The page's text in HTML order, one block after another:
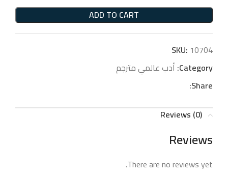
ADD TO CART
SKU: 10704
Category: أدب عالمي مترجم
Share:
Reviews (0)
Reviews
There are no reviews yet.